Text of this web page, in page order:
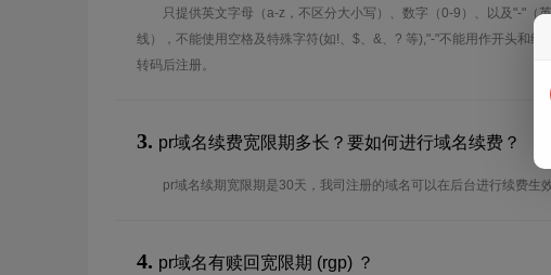
只提供英文字母（a-z，不区分大小写）、数字（0-9）、以及"-"（
线），不能使用空格及特殊字符(如!、$、&、? 等),"-"不能用作开头和结
转码后注册。
3. pr域名续费宽限期多长？要如何进行域名续费？
pr域名续期宽限期是30天，我司注册的域名可以在后台进行续费生效
4. pr域名有赎回宽限期 (rgp) ？